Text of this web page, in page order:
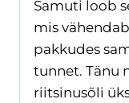
Samuti loob
mis
pakkudes
tunnet. Tänu
riitsinusõli